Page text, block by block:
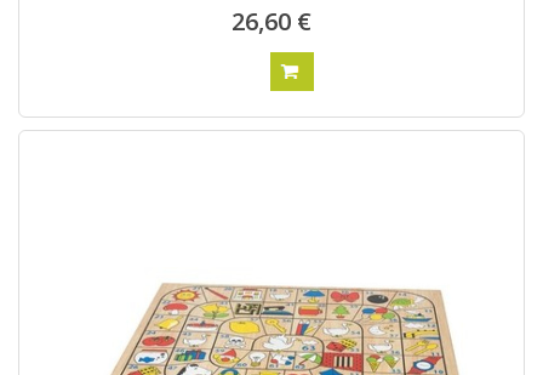
26,60 €